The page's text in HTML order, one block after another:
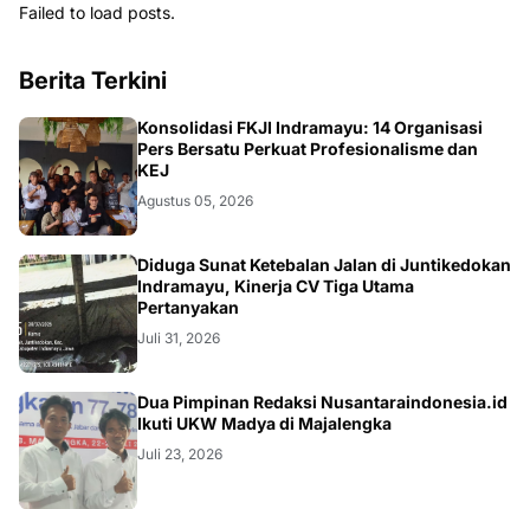
Failed to load posts.
Berita Terkini
Konsolidasi FKJI Indramayu: 14 Organisasi
Pers Bersatu Perkuat Profesionalisme dan
KEJ
Agustus 05, 2026
KRIMINAL
Diduga Sunat Ketebalan Jalan di Juntikedokan
Indramayu, Kinerja CV Tiga Utama
Pertanyakan
Juli 31, 2026
Dua Pimpinan Redaksi Nusantaraindonesia.id
Ikuti UKW Madya di Majalengka
Juli 23, 2026